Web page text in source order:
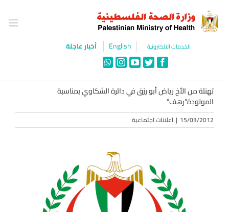
content
الخدمات الالكترونية English أخبار عاجلة
Facebook
Twitter
YouTube
Instagram
WhatsApp
تهنئة من الأخ رياض أبو رزق في دائرة الشكاوي بمناسبة
المولودة”رهف”
15/03/2012
| اعلانات اجتماعية